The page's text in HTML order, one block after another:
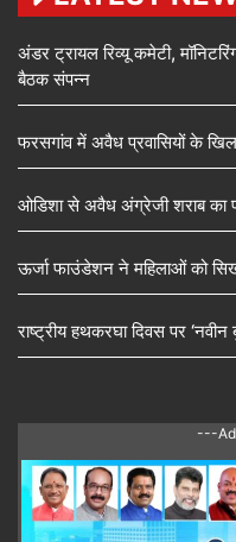
अंडर ट्रायल रिव्यू कमेटी,
बैठक संपन्न
फरसगांव में अवैध प्रवासियों के
ओडिशा से अवैध अंग्रेजी शराब का
ऊर्जा फाउंडेशन ने महिलाओं को
राष्ट्रीय हथकरघा दिवस पर ‘नवीन
---